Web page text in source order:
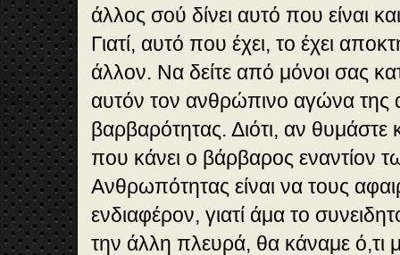
άλλος σού δίνει αυτό που είναι
Γιατί, αυτό που έχει, το έχει
άλλον. Να δείτε από μόνοι σας
αυτόν τον ανθρώπινο αγώνα της
βαρβαρότητας. Διότι, αν
που κάνει ο βάρβαρος εναντίον
Ανθρωπότητας είναι να τους
ενδιαφέρον, γιατί άμα το
την άλλη πλευρά, θα κάναμε ό,τι